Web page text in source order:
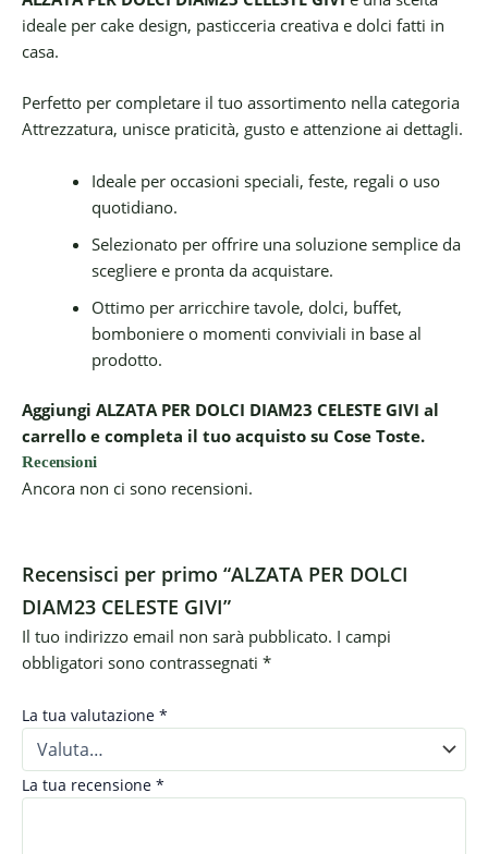
ideale per cake design, pasticceria creativa e dolci fatti in
casa.
Perfetto per completare il tuo assortimento nella categoria
Attrezzatura, unisce praticità, gusto e attenzione ai dettagli.
Ideale per occasioni speciali, feste, regali o uso
quotidiano.
Selezionato per offrire una soluzione semplice da
scegliere e pronta da acquistare.
Ottimo per arricchire tavole, dolci, buffet,
bomboniere o momenti conviviali in base al
prodotto.
Aggiungi ALZATA PER DOLCI DIAM23 CELESTE GIVI al
carrello e completa il tuo acquisto su Cose Toste.
Recensioni
Ancora non ci sono recensioni.
Recensisci per primo “ALZATA PER DOLCI
DIAM23 CELESTE GIVI”
Il tuo indirizzo email non sarà pubblicato. I campi
obbligatori sono contrassegnati *
La tua valutazione *
La tua recensione *